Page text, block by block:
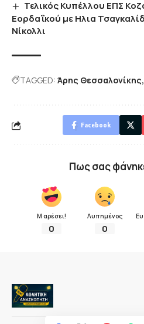
Τελικός Κυπέλλου ΕΠΣ
Εορδαΐκού με Ηλια
Νίκολλι
TAGGED: Άρης Θεσσαλονίκης
Facebook
Πως σας
Μ αρέσει!
0
Λυπημένος
0